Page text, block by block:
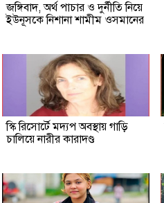
জঙ্গিবাদ, অর্থ পাচার ও দুর্নীতি নিয়ে
ইউনূসকে নিশানা শামীম ওসমানের
স্কি রিসোর্টে মদ্যপ অবস্থায় গাড়ি
চালিয়ে নারীর কারাদণ্ড